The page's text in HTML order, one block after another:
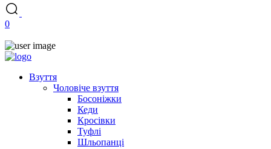
0
Взуття
Чоловіче взуття
Босоніжки
Кеди
Кросівки
Туфлі
Шльопанці